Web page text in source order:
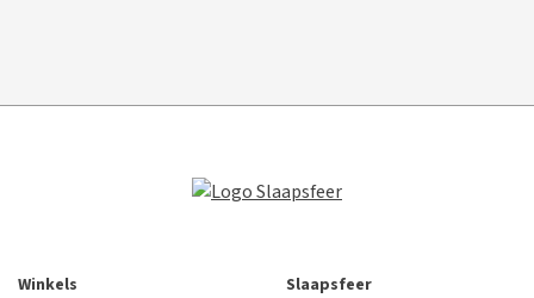
Winkels Slaapsfeer